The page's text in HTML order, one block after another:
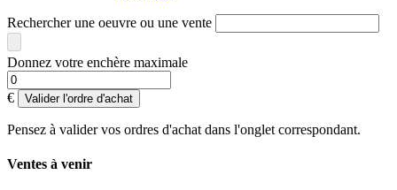
Rechercher une oeuvre ou une vente
Donnez votre enchère maximale
€ Valider l'ordre d'achat
Pensez à valider vos ordres d'achat dans l'onglet correspondant.
Ventes à venir